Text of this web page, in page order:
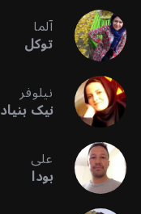
آلما
توکل
نیلوفر
نیک بنیاد
علی
بودا